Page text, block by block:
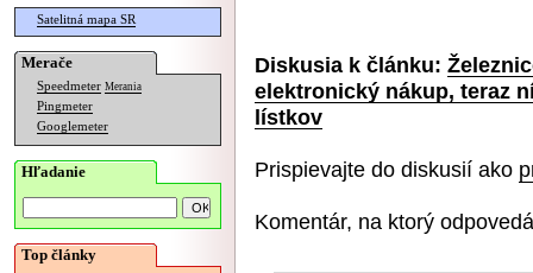
Satelitná mapa SR
Merače
Speedmeter Merania
Pingmeter
Googlemeter
Hľadanie
Top články
Diskusia k článku:
elektronický nákup, teraz
lístkov
Prispievajte do diskusií ako
Komentár, na ktorý